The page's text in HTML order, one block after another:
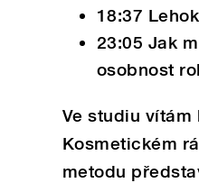
18:37
23:05 Jak
osobnost
Ve studiu vítám
Kosmetickém
metodu